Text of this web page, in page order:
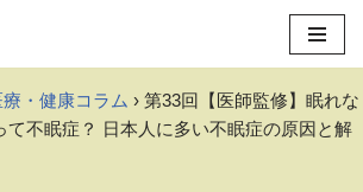
療・健康コラム › 第33回【医師監修】眠れな
て不眠症？ 日本人に多い不眠症の原因と解